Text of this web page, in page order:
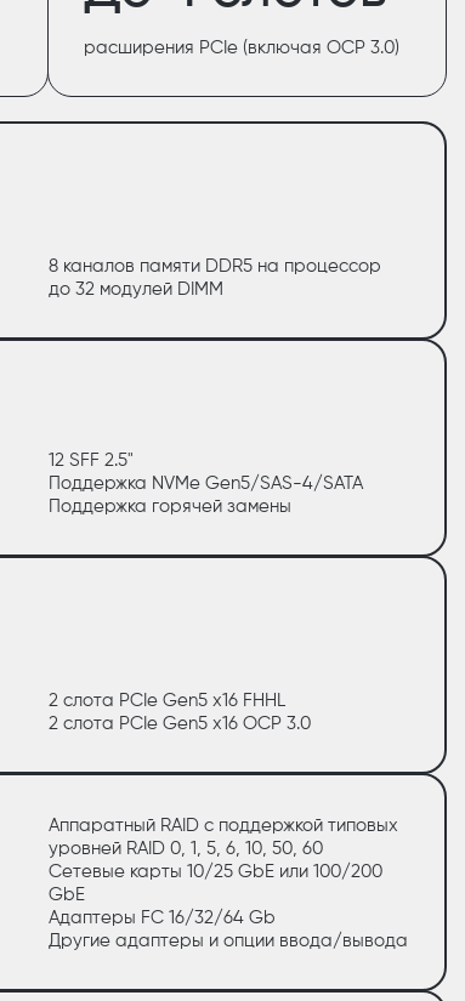
расширения PCIe (включая OCP 3.0)
8 каналов памяти DDR5 на процессор
до 32 модулей DIMM
12 SFF 2.5"
Поддержка NVMe Gen5/SAS-4/SATA
Поддержка горячей замены
2 слота PCIe Gen5 x16 FHHL
2 слота PCIe Gen5 x16 OCP 3.0
Аппаратный RAID с поддержкой типовых
уровней RAID 0, 1, 5, 6, 10, 50, 60
Сетевые карты 10/25 GbE или 100/200
GbE
Адаптеры FC 16/32/64 Gb
Другие адаптеры и опции ввода/вывода